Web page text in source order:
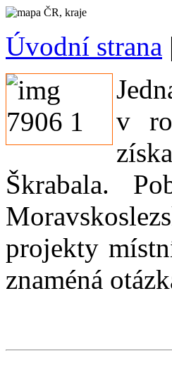
Úvodní strana |
v
Škrabala.
projekty
znaméná